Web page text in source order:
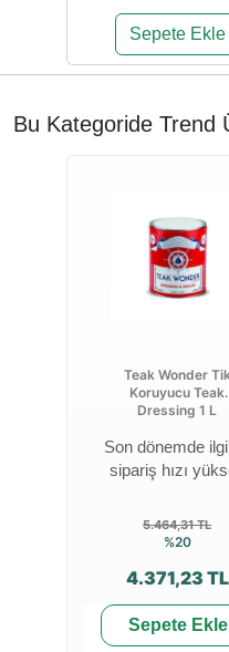
Sepete Ekle
Bu Kategoride Trend
Teak Wonder
Koruyucu Teak
Dressing 1 L
Son dönemde
sipariş hızı
5.464,31 TL
%20
4.371,23 TL
Sepete Ekle